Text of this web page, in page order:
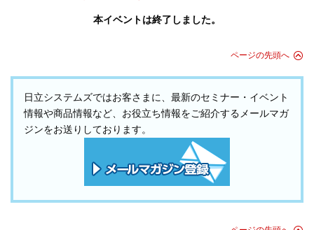
本イベントは終了しました。
ページの先頭へ
日立システムズではお客さまに、最新のセミナー・イベント
情報や商品情報など、お役立ち情報をご紹介するメールマガ
ジンをお送りしております。